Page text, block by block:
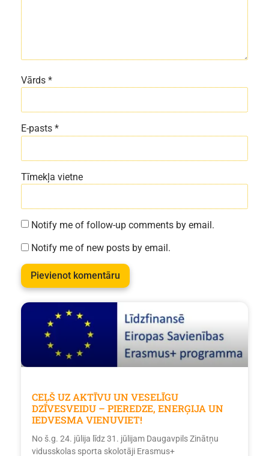
Vārds *
E-pasts *
Tīmekļa vietne
Notify me of follow-up comments by email.
Notify me of new posts by email.
CEĻŠ UZ AKTĪVU UN VESELĪGU
DZĪVESVEIDU – PIEREDZE, ENERĢIJA UN
IEDVESMA VIENUVIET!
No š.g. 24. jūlija līdz 31. jūlijam Daugavpils Zinātņu
vidusskolas sporta skolotāji Erasmus+